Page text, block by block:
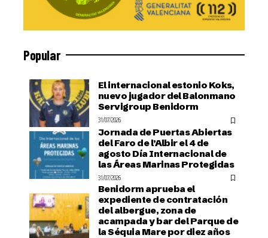
Popular
El internacional estonio Koks,
nuevo jugador del Balonmano
Servigroup Benidorm
31/07/2026
Jornada de Puertas Abiertas
del Faro de l’Albir el 4 de
agosto Día Internacional de
las Áreas Marinas Protegidas
31/07/2026
Benidorm aprueba el
expediente de contratación
del albergue, zona de
acampada y bar del Parque de
la Séquia Mare por diez años